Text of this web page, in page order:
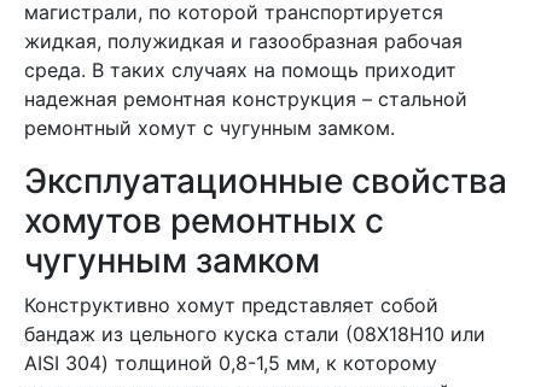
магистрали, по которой транспортируется
жидкая, полужидкая и газообразная рабочая
среда. В таких случаях на помощь приходит
надежная ремонтная конструкция – стальной
ремонтный хомут с чугунным замком.
Эксплуатационные свойства
хомутов ремонтных с
чугунным замком
Конструктивно хомут представляет собой
бандаж из цельного куска стали (08Х18Н10 или
AISI 304) толщиной 0,8-1,5 мм, к которому